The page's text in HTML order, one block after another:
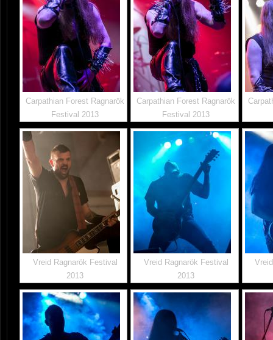
Carpathian Forest Ragnarök
Festival 2013
Carpathian Forest Ragnarök
Festival 2013
Vreid Ragnarök Festival
2013
Vreid Ragnarök Festival
2013